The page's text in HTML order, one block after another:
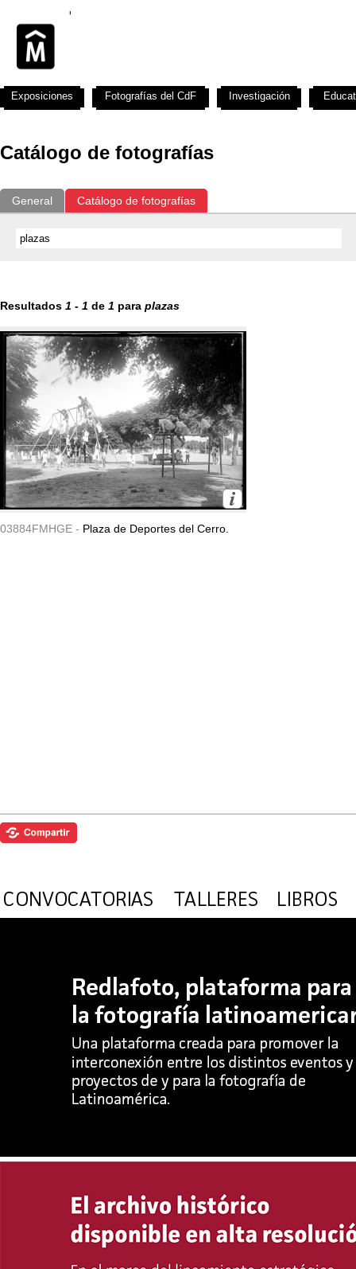
Catálogo de fotografías
General Catálogo de fotografías
Resultados 1 - 1 de 1 para plazas
03884FMHGE - Plaza de Deportes del Cerro.
Exposiciones Fotografías del CdF Investigación